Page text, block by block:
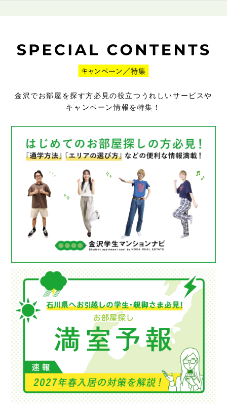
金沢でお部屋を探す方必見の役立つうれしいサービスや
キャンペーン情報を特集！